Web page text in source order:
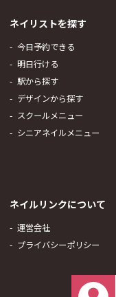
ネイリストを探す
今日予約できる
明日行ける
駅から探す
デザインから探す
スクールメニュー
シニアネイルメニュー
ネイルリンクについて
運営会社
プライバシーポリシー